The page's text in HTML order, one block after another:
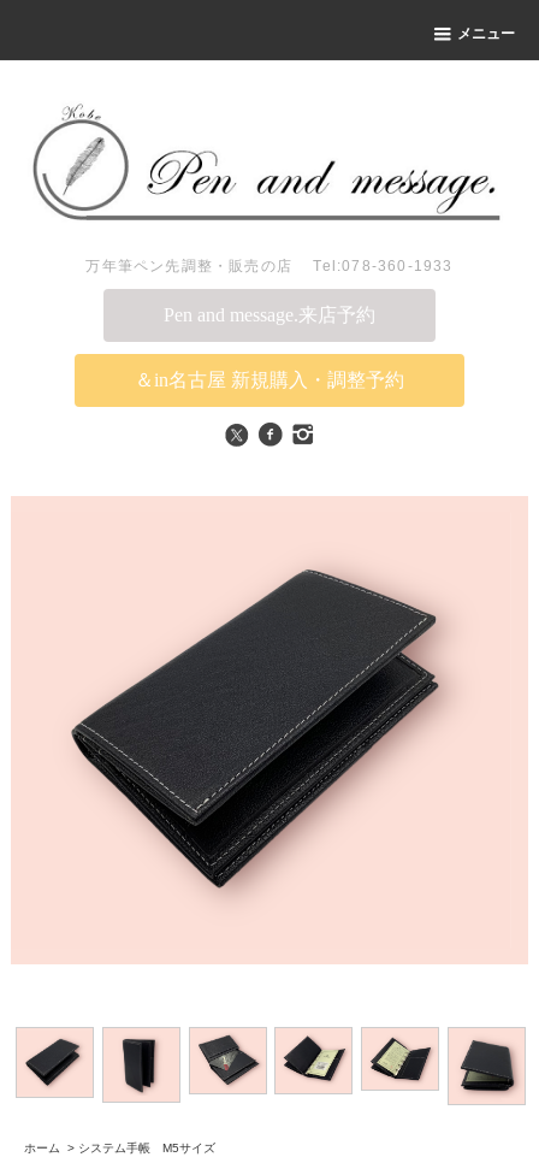
メニュー
万年筆ペン先調整・販売の店 Tel:078-360-1933
Pen and message.来店予約
＆in名古屋 新規購入・調整予約
ホーム > システム手帳 M5サイズ